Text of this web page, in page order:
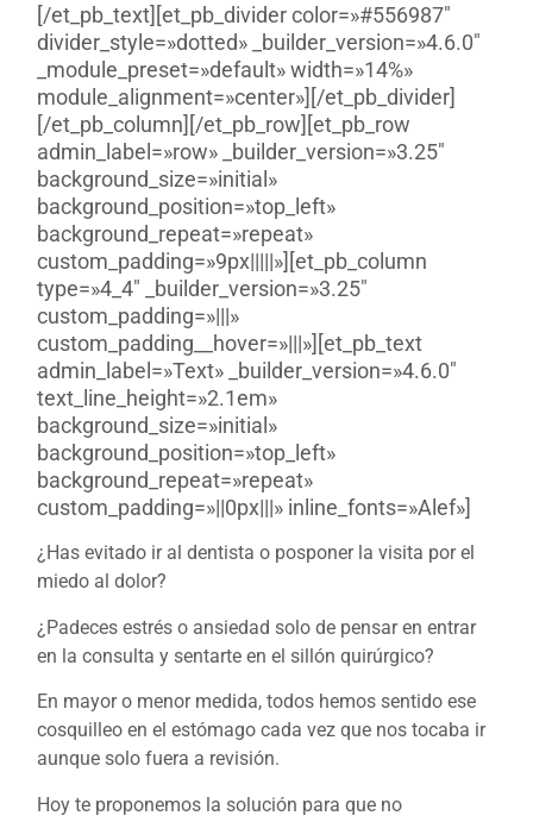
[/et_pb_text][et_pb_divider color=»#556987″
divider_style=»dotted» _builder_version=»4.6.0″
_module_preset=»default» width=»14%»
module_alignment=»center»][/et_pb_divider]
[/et_pb_column][/et_pb_row][et_pb_row
admin_label=»row» _builder_version=»3.25″
background_size=»initial»
background_position=»top_left»
background_repeat=»repeat»
custom_padding=»9px|||||»][et_pb_column
type=»4_4″ _builder_version=»3.25″
custom_padding=»|||»
custom_padding__hover=»|||»][et_pb_text
admin_label=»Text» _builder_version=»4.6.0″
text_line_height=»2.1em»
background_size=»initial»
background_position=»top_left»
background_repeat=»repeat»
custom_padding=»||0px|||» inline_fonts=»Alef»]
¿Has evitado ir al dentista o posponer la visita por el
miedo al dolor?
¿Padeces estrés o ansiedad solo de pensar en entrar
en la consulta y sentarte en el sillón quirúrgico?
En mayor o menor medida, todos hemos sentido ese
cosquilleo en el estómago cada vez que nos tocaba ir
aunque solo fuera a revisión.
Hoy te proponemos la solución para que no